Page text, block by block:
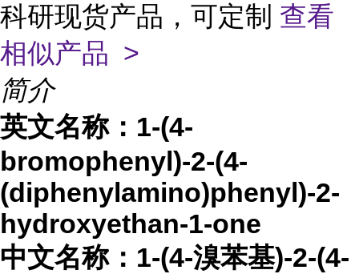
科研现货产品，可定制 查看
相似产品 >
简介
英文名称： 1-(4-
bromophenyl)-2-(4-
(diphenylamino)phenyl)-2-
hydroxyethan-1-one
中文名称： 1-(4-溴苯基)-2-(4-